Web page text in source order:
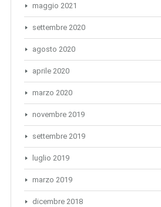
maggio 2021
settembre 2020
agosto 2020
aprile 2020
marzo 2020
novembre 2019
settembre 2019
luglio 2019
marzo 2019
dicembre 2018